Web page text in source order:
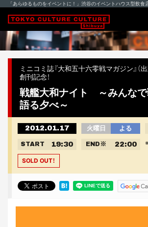
「あらゆるものをイベントに！」渋谷のイベントハウス型飲食
ミニコミ誌『大和五十六零戦マガジン』（出
創刊記念！
戦艦大和ナイト ～みんなで
語る夕べ～
2012.01.17 火曜日 よる
START 19:30 END ※ 22:00
SOLD OUT！